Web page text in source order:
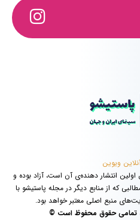
ویوین
اولین انتشار دهنده‌ی آن است، آزاد بوده و
که از منابع دیگر در مجله پاستیشو با
منبع اصلی معتبر خواهد بود.
تمامی حقوق محفوظ است ©